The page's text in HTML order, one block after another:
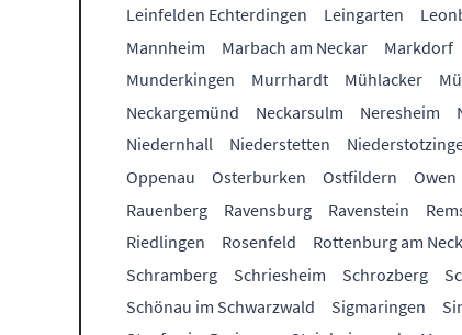
Leinfelden Echterdingen
Leingarten
Mannheim
Marbach am Neckar Markdorf
Munderkingen
Murrhardt Mühlacker
Neckargemünd
Neckarsulm Neresheim
Niedernhall
Niederstetten
Oppenau
Osterburken Ostfildern Owen
Rauenberg
Ravensburg Ravenstein
Riedlingen
Rosenfeld Rottenburg am
Schramberg
Schriesheim Schrozberg
Schönau im Schwarzwald
Sigmaringen